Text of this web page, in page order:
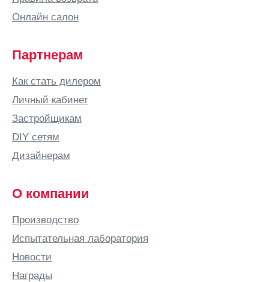
Онлайн салон
Партнерам
Как стать дилером
Личный кабинет
Застройщикам
DIY сетям
Дизайнерам
О компании
Производство
Испытательная лаборатория
Новости
Награды